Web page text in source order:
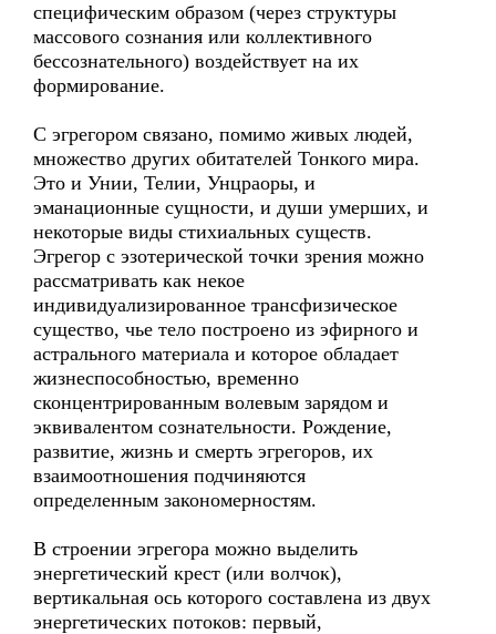
специфическим образом (через структуры
массового сознания или коллективного
бессознательного) воздействует на их
формирование.
С эгрегором связано, помимо живых людей,
множество других обитателей Тонкого мира.
Это и Унии, Телии, Унцраоры, и
эманационные сущности, и души умерших, и
некоторые виды стихиальных существ.
Эгрегор с эзотерической точки зрения можно
рассматривать как некое
индивидуализированное трансфизическое
существо, чье тело построено из эфирного и
астрального материала и которое обладает
жизнеспособностью, временно
сконцентрированным волевым зарядом и
эквивалентом сознательности. Рождение,
развитие, жизнь и смерть эгрегоров, их
взаимоотношения подчиняются
определенным закономерностям.
В строении эгрегора можно выделить
энергетический крест (или волчок),
вертикальная ось которого составлена из двух
энергетических потоков: первый,